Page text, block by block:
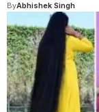
ByAbhishek Singh